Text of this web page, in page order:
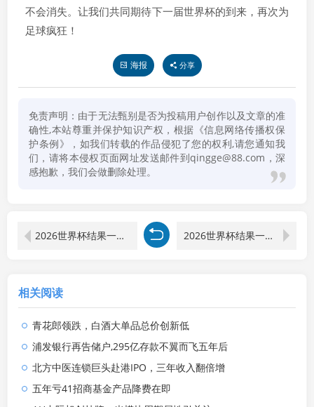
不会消失。让我们共同期待下一届世界杯的到来，再次为
足球疯狂！
海报 分享
免责声明：由于无法甄别是否为投稿用户创作以及文章的准
确性,本站尊重并保护知识产权，根据《信息网络传播权保
护条例》，如我们转载的作品侵犯了您的权利,请您通知我
们，请将本侵权页面网址发送邮件到qingge@88.com，深
感抱歉，我们会做删除处理。
2026世界杯结果一览表查询最新消息及时间表图片下载 2026世界杯结果一览表查询最新消息及时间表图片大全
相关阅读
青花郎领跌，白酒大单品总价创新低
浦发银行再告储户,295亿存款不翼而飞五年后
北方中医连锁巨头赴港IPO，三年收入翻倍增
五年亏41招商基金产品降费在即